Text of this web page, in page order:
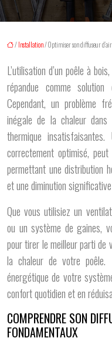
/Installation/ Optimiser son diffuseur
L’utilisation d’un poêle à
répandue comme
Cependant, un problème
inégale de la chaleur
thermique
correctement optimisé,
permettant une distribution
et une diminution
Que vous utilisiez un
ou un système de gaines,
pour tirer le meilleur parti de
la chaleur de votre poêle.
énergétique de votre
confort quotidien et en
COMPRENDRE SON
FONDAMENTAUX